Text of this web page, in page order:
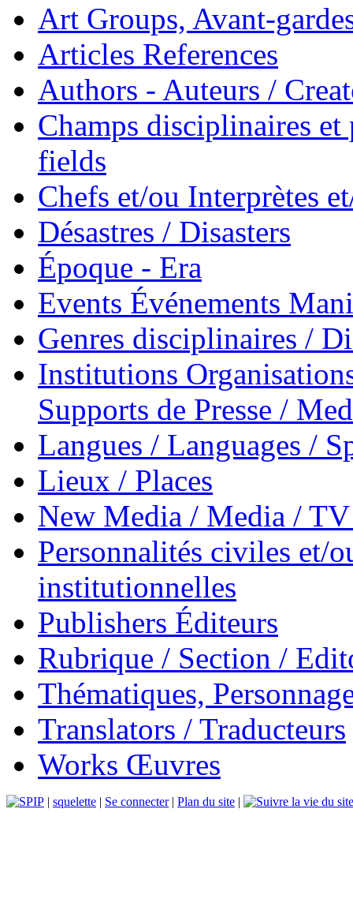
Art Groups, Avant-
Articles References
Authors - Auteurs /
Champs disciplinaires
fields
Chefs et/ou Interprètes
Désastres / Disasters
Époque - Era
Events Événements
Genres disciplinaires /
Institutions
Supports de Presse /
Langues / Languages /
Lieux / Places
New Media / Media /
Personnalités civiles et/
institutionnelles
Publishers Éditeurs
Rubrique / Section /
Thématiques,
Translators / Traducteurs
Works Œuvres
| squelette | Se connecter| Plan du site |